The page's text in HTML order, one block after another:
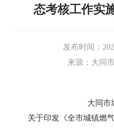
态考核工作实
发布时间：
来源： 大同
大同市
关于印发《全市城镇燃